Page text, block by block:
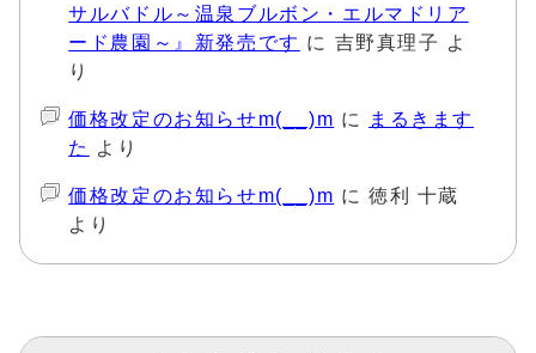
サルバドル～温泉ブルボン・エルマドリア
ード農園～』新発売です に 吉野真理子 よ
り
価格改定のお知らせm(__)m に
まるきます
た
より
価格改定のお知らせm(__)m に徳利 十蔵
より